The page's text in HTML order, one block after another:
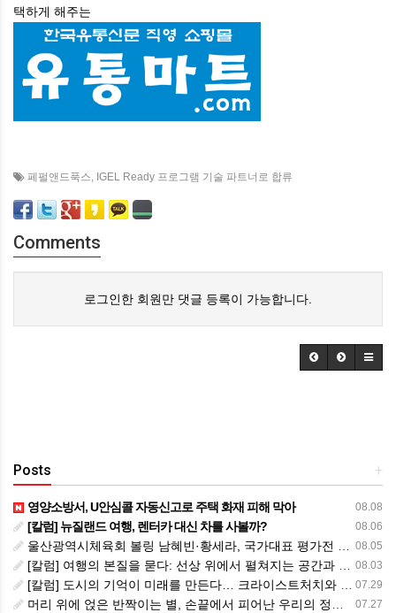
택하게 해주는
페펄앤드푹스 IGEL Ready 프로그램 기술 파트너로 합류
Comments
로그인한 회원만 댓글 등록이 가능합니다.
+
Posts
08.08
영양소방서, U안심콜 자동신고로 주택 화재 피해 막아
08.06
[칼럼] 뉴질랜드 여행, 렌터카 대신 차를 사볼까?
08.05
울산광역시체육회 볼링 남혜빈·황세라, 국가대표 평가전 통과… ‘아시아선수권 출전’
08.03
[칼럼] 여행의 본질을 묻다: 선상 위에서 펼쳐지는 공간과 사람, 그리고 미식의 미학
07.29
[칼럼] 도시의 기억이 미래를 만든다… 크라이스트처치와 한국 도시가 주는 교훈
07.27
머리 위에 얹은 반짝이는 별, 손끝에서 피어난 우리의 정체성